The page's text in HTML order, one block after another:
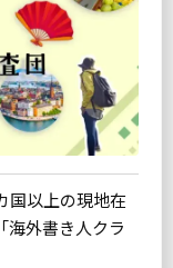
国以上の現地在
海外書き人クラ